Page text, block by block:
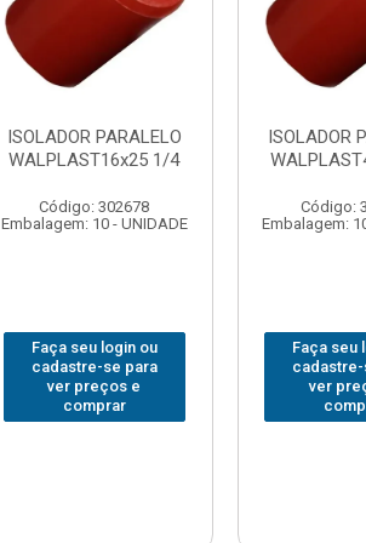
ISOLADOR PARALELO
WALPLAST16x25 1/4
Código: 302678
Embalagem: 10 - UNIDADE
Faça seu login ou
cadastre-se para
ver preços e
comprar
ISOLADOR
Código:
Embalagem:
Faça seu
ver